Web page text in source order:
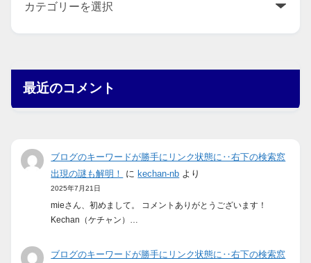
最近のコメント
ブログのキーワードが勝手にリンク状態に‥右下の検索窓
出現の謎も解明！
にkechan-nb より
2025年7月21日
mieさん、初めまして。 コメントありがとうございます！
Kechan（ケチャン）…
ブログのキーワードが勝手にリンク状態に‥右下の検索窓